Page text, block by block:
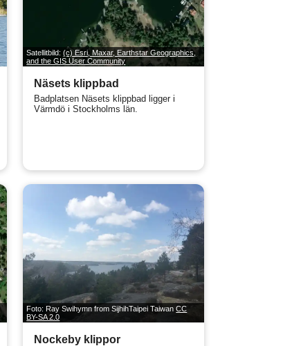
Satellitbild:(c) Esri, Maxar, Earthstar Geographics,
and the GIS User Community
Näsets klippbad
Badplatsen Näsets klippbad ligger i
Värmdö i Stockholms län.
Foto: Ray Swihymn from SijhihTaipei TaiwanCC
BY-SA 2.0
Nockeby klippor